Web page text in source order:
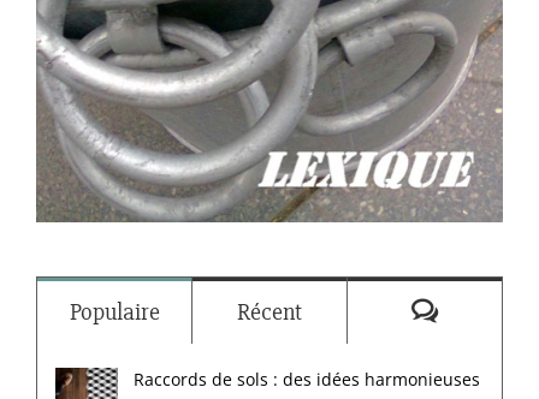
Populaire Récent
Raccords de sols : des idées harmonieuses